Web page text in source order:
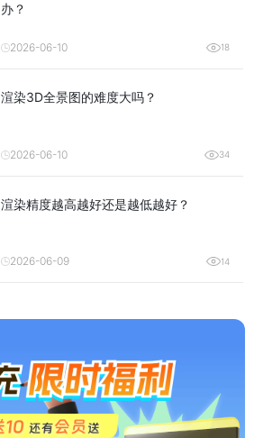
办？
2026-06-10 18
渲染3D全景图的难度大吗？
2026-06-10 34
渲染精度越高越好还是越低越好？
2026-06-09 14